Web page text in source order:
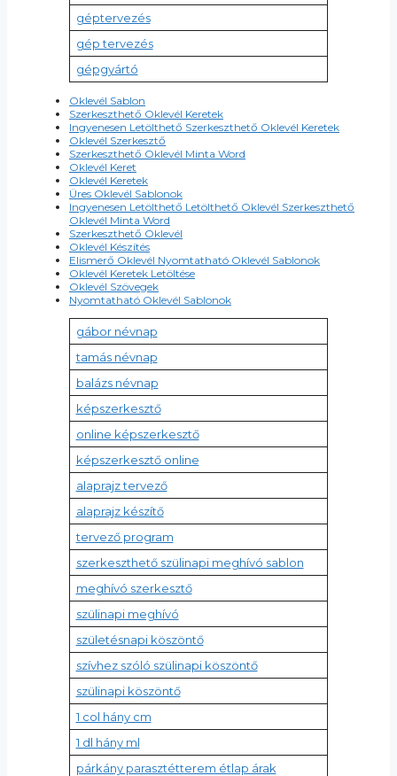
géptervezés
gép tervezés
gépgyártó
Oklevél Sablon
Szerkeszthető Oklevél Keretek
Ingyenesen Letölthető Szerkeszthető Oklevél Keretek
Oklevél Szerkesztő
Szerkeszthető Oklevél Minta Word
Oklevél Keret
Oklevél Keretek
Üres Oklevél Sablonok
Ingyenesen Letölthető Letölthető Oklevél Szerkeszthető
Oklevél Minta Word
Szerkeszthető Oklevél
Oklevél Készítés
Elismerő Oklevél Nyomtatható Oklevél Sablonok
Oklevél Keretek Letöltése
Oklevél Szövegek
Nyomtatható Oklevél Sablonok
gábor névnap
tamás névnap
balázs névnap
képszerkesztő
online képszerkesztő
képszerkesztő online
alaprajz tervező
alaprajz készítő
tervező program
szerkeszthető szülinapi meghívó sablon
meghívó szerkesztő
szülinapi meghívó
születésnapi köszöntő
szívhez szóló szülinapi köszöntő
szülinapi köszöntő
1 col hány cm
1 dl hány ml
párkány parasztétterem étlap árak